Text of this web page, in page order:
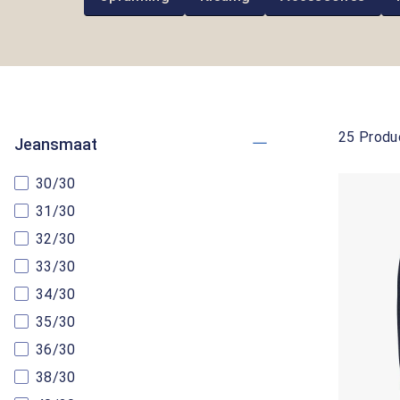
Jeansmaat
30/30
31/30
32/30
33/30
34/30
35/30
36/30
38/30
25